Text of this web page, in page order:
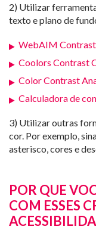
2) Utilizar
texto e plano de
WebAIM
Coolors Contrast
Color Contrast
Calculadora de
3) Utilizar outras
cor. Por exemplo,
asterisco, cores e
POR QUE
COM ESSES